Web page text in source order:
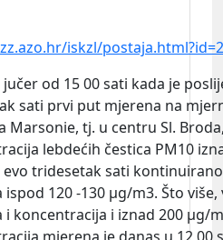
iskzl/
od 15 00 sati kada je
sati prvi put mjerena na
Marsonie, tj. u centru Sl.
lebdećih čestica PM10
evo tridesetak sati
ispod 120 -130 µg/m3. Što
i koncentracija i iznad 200 µg/